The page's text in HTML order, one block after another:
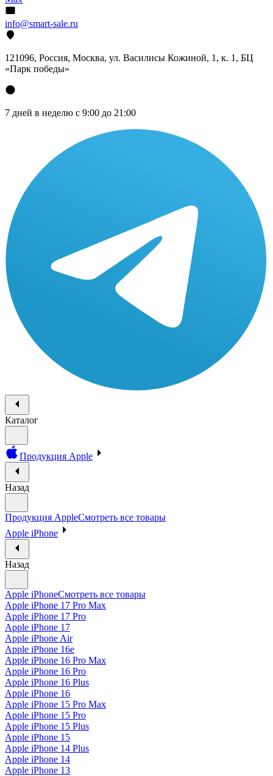
info@smart-sale.ru
121096, Россия, Москва, ул. Василисы Кожиной, 1, к. 1, БЦ
«Парк победы»
7 дней в неделю с 9:00 до 21:00
Каталог
Продукция Apple
Назад
Продукция AppleСмотреть все товары
Apple iPhone
Назад
Apple iPhoneСмотреть все товары
Apple iPhone 17 Pro Max
Apple iPhone 17 Pro
Apple iPhone 17
Apple iPhone Air
Apple iPhone 16e
Apple iPhone 16 Pro Max
Apple iPhone 16 Pro
Apple iPhone 16 Plus
Apple iPhone 16
Apple iPhone 15 Pro Max
Apple iPhone 15 Pro
Apple iPhone 15 Plus
Apple iPhone 15
Apple iPhone 14 Plus
Apple iPhone 14
Apple iPhone 13